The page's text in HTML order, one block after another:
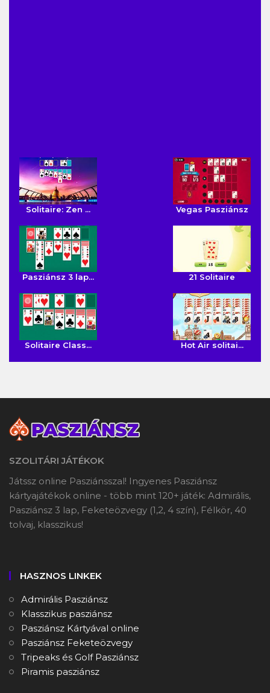
Solitaire: Zen ... Vegas Pasziánsz
Pasziánsz 3 lap... 21 Solitaire
Solitaire Class... Hot Air solitai...
SZOLITÁRI JÁTÉKOK
Játssz online Pasziánsszal! Ingyenes Pasziánsz
kártyajátékok online - több mint 120+ játék: Admirális,
Pasziánsz 3 lap, Feketeözvegy (1,2, 4 szín), Félkör, 40
tolvaj, klasszikus!
HASZNOS LINKEK
Admirális Pasziánsz
Klasszikus pasziánsz
Pasziánsz Kártyával online
Pasziánsz Feketeözvegy
Tripeaks és Golf Pasziánsz
Piramis pasziánsz